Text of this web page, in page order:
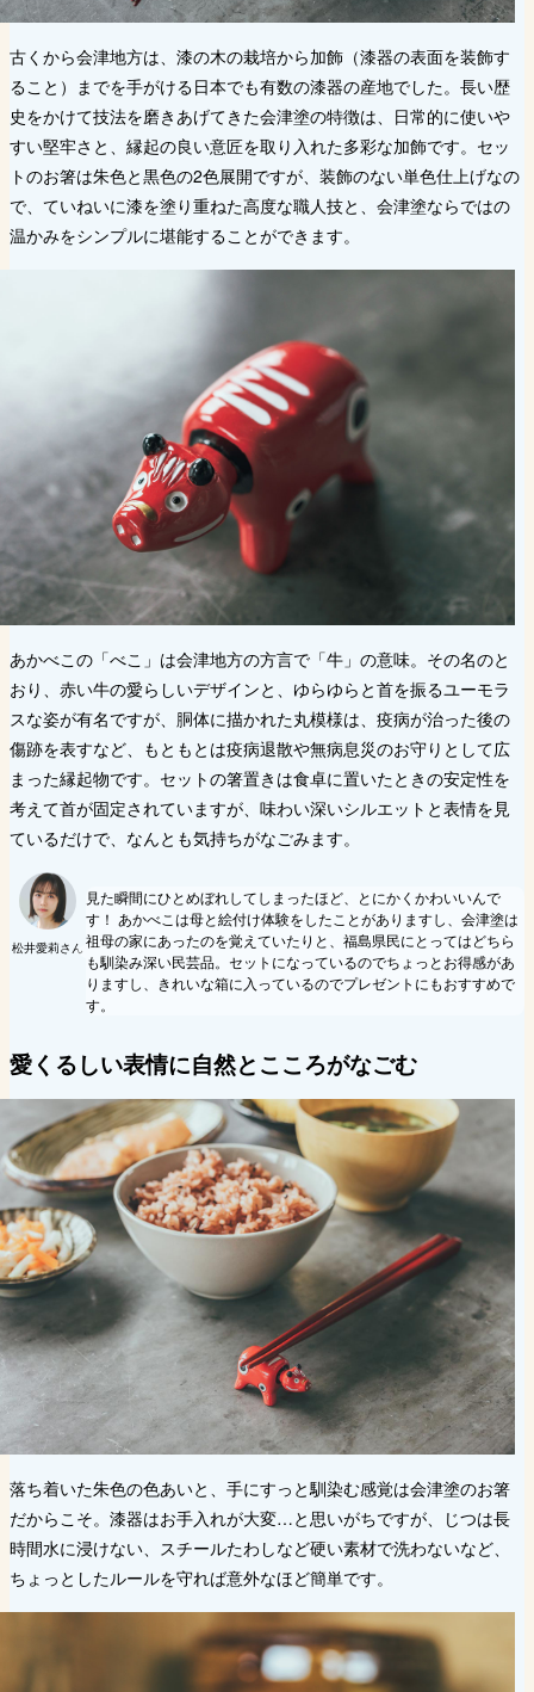
古くから会津地方は、漆の木の栽培から加飾（漆器の表面を装飾す
ること）までを手がける日本でも有数の漆器の産地でした。長い歴
史をかけて技法を磨きあげてきた会津塗の特徴は、日常的に使いや
すい堅牢さと、縁起の良い意匠を取り入れた多彩な加飾です。セッ
トのお箸は朱色と黒色の2色展開ですが、装飾のない単色仕上げなの
で、ていねいに漆を塗り重ねた高度な職人技と、会津塗ならではの
温かみをシンプルに堪能することができます。
あかべこの「べこ」は会津地方の方言で「牛」の意味。その名のと
おり、赤い牛の愛らしいデザインと、ゆらゆらと首を振るユーモラ
スな姿が有名ですが、胴体に描かれた丸模様は、疫病が治った後の
傷跡を表すなど、もともとは疫病退散や無病息災のお守りとして広
まった縁起物です。セットの箸置きは食卓に置いたときの安定性を
考えて首が固定されていますが、味わい深いシルエットと表情を見
ているだけで、なんとも気持ちがなごみます。
松井愛莉さん
見た瞬間にひとめぼれしてしまったほど、とにかくかわいいんで
す！ あかべこは母と絵付け体験をしたことがありますし、会津塗は
祖母の家にあったのを覚えていたりと、福島県民にとってはどちら
も馴染み深い民芸品。セットになっているのでちょっとお得感があ
りますし、きれいな箱に入っているのでプレゼントにもおすすめで
す。
愛くるしい表情に自然とこころがなごむ
落ち着いた朱色の色あいと、手にすっと馴染む感覚は会津塗のお箸
だからこそ。漆器はお手入れが大変…と思いがちですが、じつは長
時間水に浸けない、スチールたわしなど硬い素材で洗わないなど、
ちょっとしたルールを守れば意外なほど簡単です。